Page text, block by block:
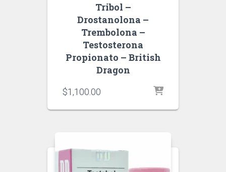
Tribol –
Drostanolona –
Trembolona –
Testosterona
Propionato – British
Dragon
$1,100.00